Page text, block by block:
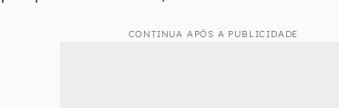
CONTINUA APÓS A PUBLICIDADE